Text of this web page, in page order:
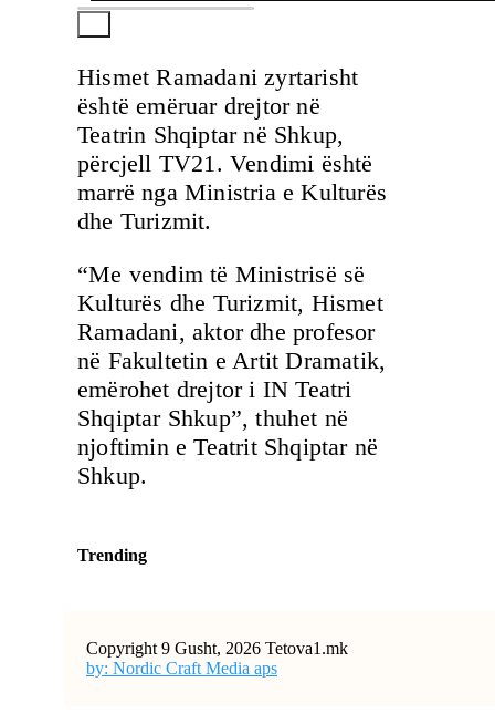
Hismet Ramadani zyrtarisht
është emëruar drejtor në
Teatrin Shqiptar në Shkup,
përcjell TV21. Vendimi është
marrë nga Ministria e Kulturës
dhe Turizmit.
“Me vendim të Ministrisë së
Kulturës dhe Turizmit, Hismet
Ramadani, aktor dhe profesor
në Fakultetin e Artit Dramatik,
emërohet drejtor i IN Teatri
Shqiptar Shkup”, thuhet në
njoftimin e Teatrit Shqiptar në
Shkup.
Trending
Copyright 9 Gusht, 2026 Tetova1.mk
by: Nordic Craft Media aps